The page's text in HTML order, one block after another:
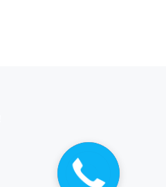
Закажите
звонок